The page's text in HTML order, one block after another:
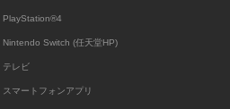
PlayStation®4
Nintendo Switch (任天堂HP)
テレビ
スマートフォンアプリ